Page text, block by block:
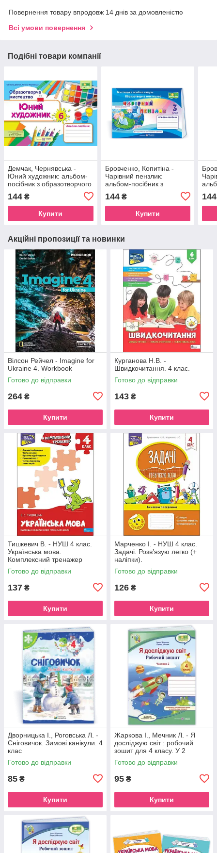
Повернення товару впродовж 14 днів за домовленістю
Всі умови повернення
Подібні товари компанії
Демчак, Чернявська -
Юний художник: альбом-
посібник з образотворчого
підруч. Л. Масол)
144 ₴
Купити
Бровченко, Копитіна -
Чарівний пензлик:
альбом-посібник з
мистецтва. 3 клас (за прог.
Савченко)
144₴
Купити
144
Акційні пропозиції та новинки
Вілсон Рейчел - Imagine for
Ukraine 4. Workbook
Готово до відправки
264 ₴
Купити
Курганова Н.В. -
Швидкочитання. 4 клас.
Готово до відправки
143 ₴
Купити
Тишкевич В. - НУШ 4 клас.
Українська мова.
Комплексний тренажер
Готово до відправки
137 ₴
Купити
Марченко І. - НУШ 4 клас.
Задачі. Розв’язую легко (+
наліпки).
Готово до відправки
126 ₴
Купити
Дворницька І., Роговська Л. -
Сніговичок. Зимові канікули. 4
клас
Готово до відправки
85 ₴
Купити
Жаркова І., Мечник Л. - Я
досліджую світ : робочий
зошит для 4 класу. У 2
частинах, Частина 2. (до
підручника І. Жаркової )
Готово до відправки
95 ₴
Купити